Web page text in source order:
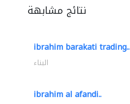
نتائج مشابهة
ibrahim barakati trading..
البناء
ibrahim al afandi..